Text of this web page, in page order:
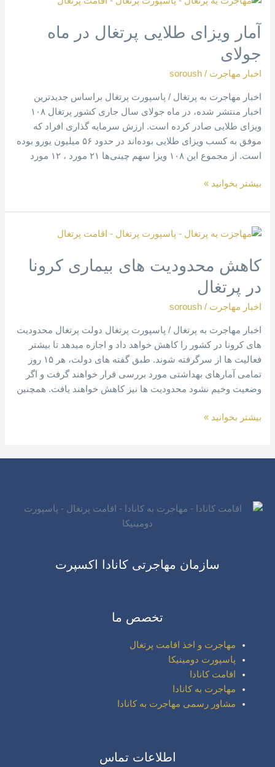
آمار ویزای طلایی پرتغال در ماه
جولای
اخبار مهاجرت /
soroush
اخبار مهاجرت به پرتغال / پاسپورت پرتغال براساس جدیدترین
اخبار منتشر شده، در ماه جولای سال جاری کشور پرتغال ۱۰۸
ویزای طلایی صادر کرده است. ارزش سرمایه گذاری افراد که
موفق به کسب ویزای طلایی بوده‌اند در حدود ۵۶ میلیون یورو بوده
است. از مجموع این ۱۰۸ ویزا سهم چینی‌ها ۲۱ مورد ، ۱۲ مورد
طلایی
پرتغال
در
ماه
بیشتر بخوانید »
کاهش محدودیت های بیماری کرونا
در پرتغال
اخبار مهاجرت /
soroush
اخبار مهاجرت به پرتغال / پاسپورت پرتغال دولت پرتغال محدودیت
های کرونا در کشور را کاهش خواهد داد و اجازه میدهد تا بیشتر
فعالیت ها از سرگرفته شوند. طبق گفته های دولت، هر ۱۵ روز
تمامی آمارهای بهداشتی مورد بررسی قرار خواهند گرفت و اگر
وضعیت وخیم نشود محدودیت ها نیز کاهش خواهند یافت. همچنین
کاهش
های
کرونا
در
بیشتر بخوانید »
سازمان مهاجرتی کانادا اکسپرت
تخصص ما
مهاجرت و اخذ اقامت پرتغال
پاسپورت دومینیکا
اقامت کانادا
مهاجرت به کانادا
مشاور رسمی مهاجرت به کانادا
اطلاعات تماس